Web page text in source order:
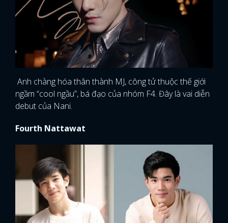
Anh chàng hóa thân thành MJ, công tử thuộc thế giới
ngầm “cool ngầu”, bá đạo của nhóm F4. Đây là vai diễn
debut của Nani.
Fourth Nattawat